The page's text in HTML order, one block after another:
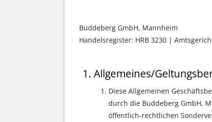
Buddeberg GmbH, Mannheim
Handelsregister: HRB 3230 |
Allgemeines/
Diese Allgemeinen
durch die Buddeberg GmbH,
öffentlich-rechtlichen